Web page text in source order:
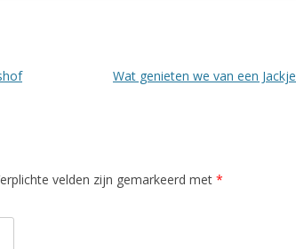
Wat genieten we van een Jackje
velden zijn gemarkeerd met *